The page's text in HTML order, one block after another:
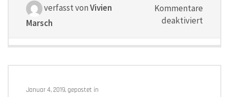
verfasst vonVivien
Marsch
Kommentare
deaktiviert
in
Januar 4, 2019, gepostet in